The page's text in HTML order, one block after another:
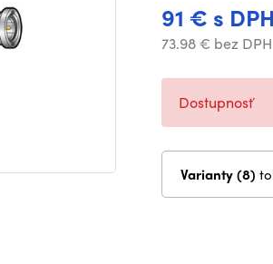
91 € s DPH
73.98 € bez DPH
Dostupnosť
Varianty (8)